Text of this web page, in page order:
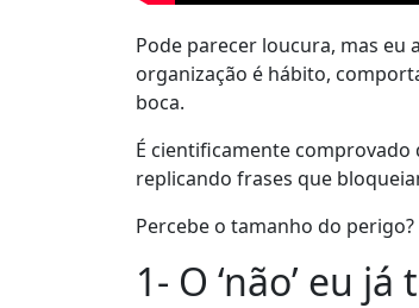
Pode parecer loucura, mas eu
organização é hábito,
boca.
É cientificamente
replicando frases que
Percebe o tamanho do
1- O ‘não’ eu